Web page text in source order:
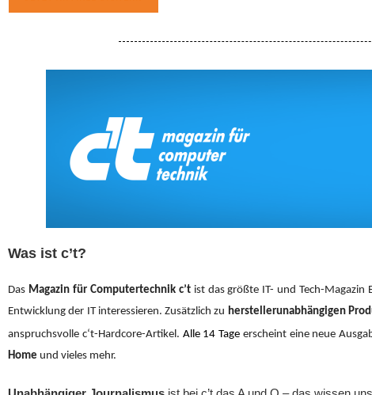
Was ist c’t?
Das Magazin für Computertechnik c’tist das größte IT- und Tech-Magazin
Entwicklung der IT interessieren. Zusätzlich zu herstellerunabhängigen
anspruchsvolle c‘t-Hardcore-Artikel. Alle 14 Tage erscheint eine neue
Home und vieles mehr.